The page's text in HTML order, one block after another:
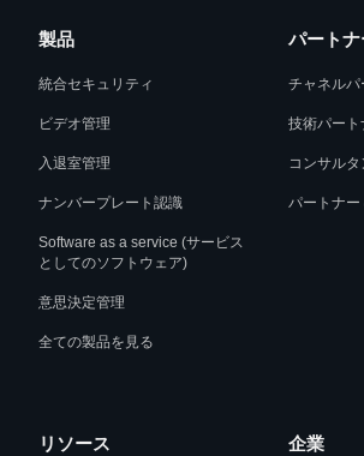
製品
統合セキュリティ
ビデオ管理
入退室管理
ナンバープレート認識
Software as a service (サービス
としてのソフトウェア)
意思決定管理
全ての製品を見る
パートナ
チャネルパ
技術パート
コンサルタ
パートナ
リソース 企業